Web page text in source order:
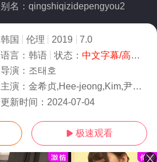
别名：qingshiqizidepengyou2
韩国 伦理 2019
7.0
语言： 韩语 状态： 中文字幕/高清
导演： 조태호
主演： 金希贞,Hee-jeong,Kim,尹多贤,Da-hyun,Yoon,刘雪英,S
更新时间： 2024-07-04
 极速观看